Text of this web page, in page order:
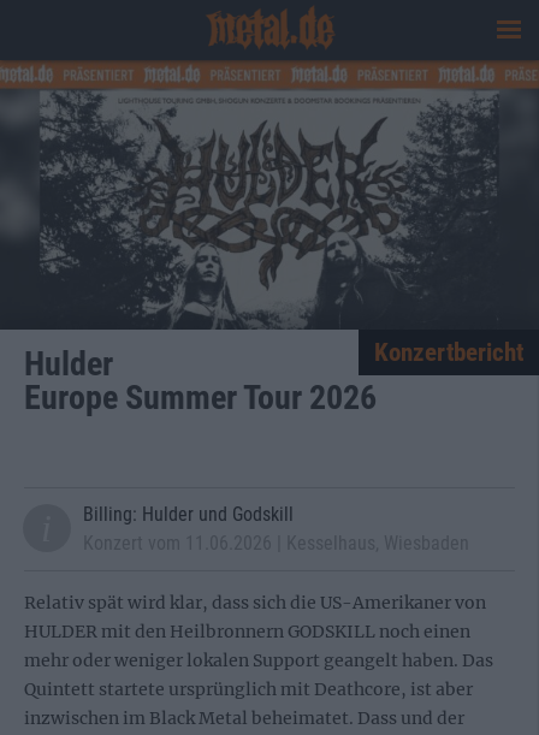
Hulder
Europe Summer Tour 2026
Konzertbericht
Billing: Hulder und Godskill
Relativ spät wird klar, dass sich die US-Amerikaner von
HULDER mit den Heilbronnern GODSKILL noch einen
mehr oder weniger lokalen Support geangelt haben. Das
Quintett startete ursprünglich mit Deathcore, ist aber
inzwischen im Black Metal beheimatet. Dass und der